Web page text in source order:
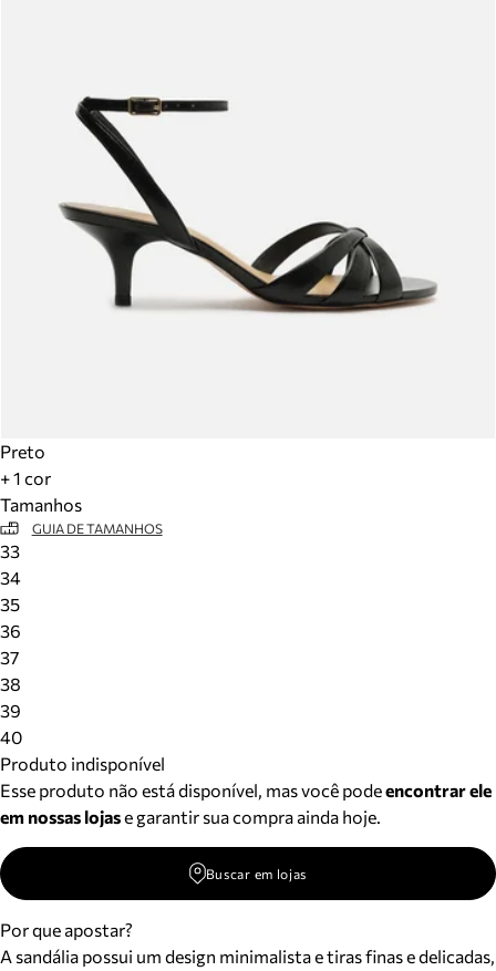
Preto
+ 1 cor
Tamanhos
GUIA DE TAMANHOS
33
34
35
36
37
38
39
40
Produto indisponível
Esse produto não está disponível, mas você podeencontrar ele
em nossas lojase garantir sua compra ainda hoje.
Buscar em lojas
Por que apostar?
A sandália possui um design minimalista e tiras finas e delicadas,